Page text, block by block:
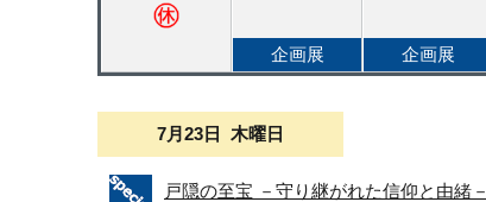
企画展 企画展
7月23日 木曜日
戸隠の至宝 －守り継がれた信仰と由緒－